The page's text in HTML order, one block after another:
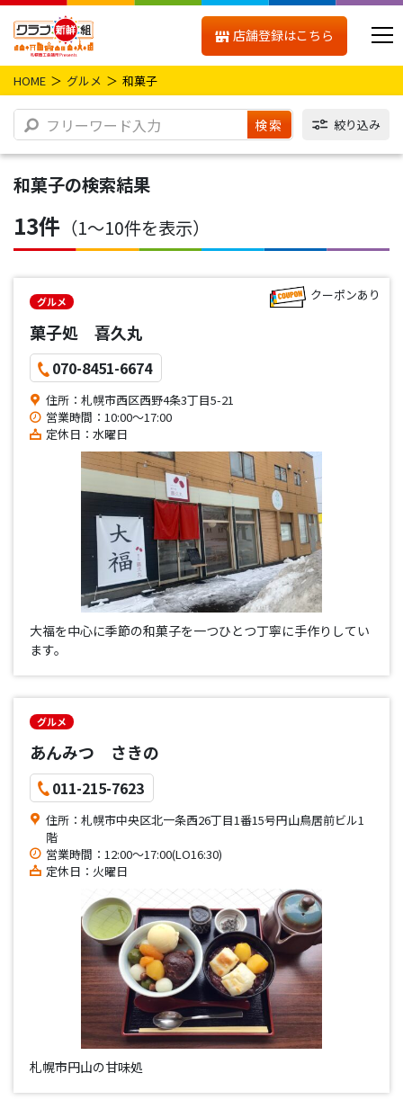
店舗登録はこちら
HOME グルメ 和菓子
検索 絞り込み
和菓子の検索結果
13件 （1〜10件を表示）
グルメ
菓子処 喜久丸
070-8451-6674
住所：札幌市西区西野4条3丁目5-21
営業時間：10:00〜17:00
定休日：水曜日
大福を中心に季節の和菓子を一つひとつ丁寧に手作りしてい
ます。
クーポンあり
グルメ
あんみつ さきの
011-215-7623
住所：札幌市中央区北一条西26丁目1番15号円山鳥居前ビル1
階
営業時間：12:00〜17:00(LO16:30)
定休日：火曜日
札幌市円山の甘味処